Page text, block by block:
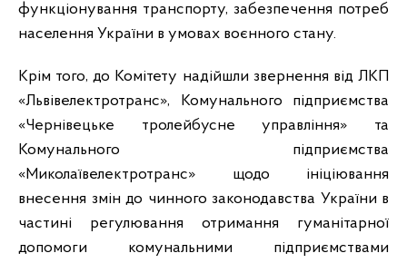
функціонування транспорту, забезпечення потреб
населення України в умовах воєнного стану.
Крім того, до Комітету надійшли звернення від ЛКП
«Львівелектротранс», Комунального підприємства
«Чернівецьке тролейбусне управління» та
Комунального підприємства
«Миколаївелектротранс» щодо ініціювання
внесення змін до чинного законодавства України в
частині регулювання отримання гуманітарної
допомоги комунальними підприємствами